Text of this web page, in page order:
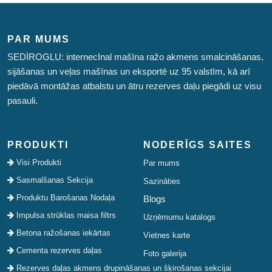
PAR MUMS
SEDİROGLU: internecInal mašīna ražo akmens smalcināšanas,
sijāšanas un veļas mašīnas un eksportē uz 95 valstīm, kā arī
piedāvā montāžas atbalstu un ātru rezerves daļu piegādi uz visu
pasauli.
PRODUKTI
Visi Produkti
Sasmalšanas Sekcija
Produktu Barošanas Nodaļa
Impulsa strūklas maisa filtrs
Betona ražošanas iekārtas
Cementa rezerves daļas
Rezerves daļas akmens drupināšanas un šķirošanas sekcijai
NODERĪGS SAITES
Par mums
Sazināties
Blogs
Uzņēmumu katalogs
Vietnes karte
Foto galerija